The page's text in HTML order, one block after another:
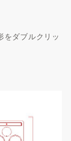
ダブルクリッ